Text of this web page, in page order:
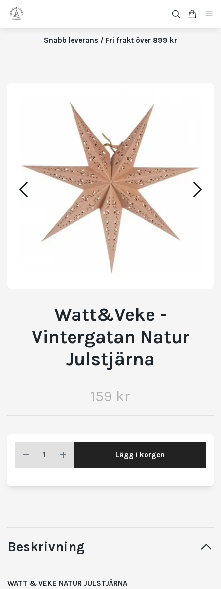
Snabb leverans / Fri frakt över 899 kr
Watt&Veke -
Vintergatan Natur
Julstjärna
159 kr
Lägg i korgen
Beskrivning
WATT & VEKE NATUR JULSTJÄRNA